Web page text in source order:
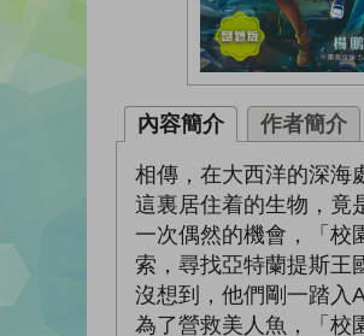
內容簡介 作者簡介
相傳，在大西洋的深海
這裏居住着的生物，竟
一次偶然的機會，「校
索，尋找亞特蘭提斯王
沒想到，他們剛一踏入
為了營救美人魚，「校